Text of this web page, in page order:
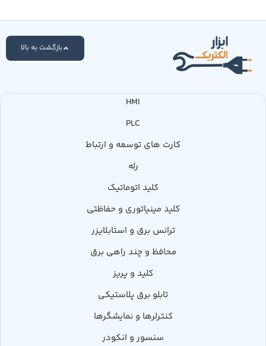
بازگشت به بالا
HMI
PLC
کارت های توسعه و ارتباط
رله
کلید اتوماتیک
کلید مینیاتوری و حفاظتی
ترانس برق و استابلایزر
محافظ و چند راهی برق
کلید و پریز
تابلو برق پلاستیکی
کنترلرها و نمایشگرها
سنسور و انکودر